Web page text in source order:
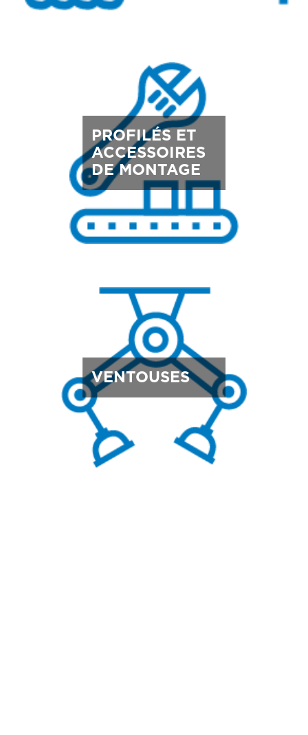
PROFILÉS ET
ACCESSOIRES
DE MONTAGE
VENTOUSES